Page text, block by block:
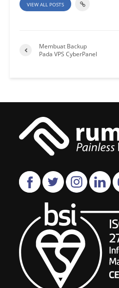
VIEW ALL POSTS
Membuat Backup
Pada VPS CyberPanel